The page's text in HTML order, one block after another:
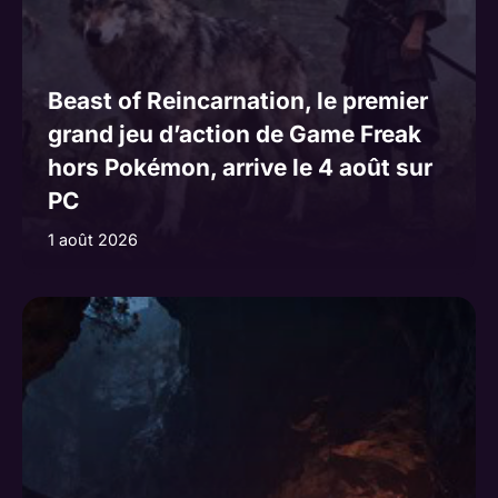
Beast of Reincarnation, le premier
grand jeu d’action de Game Freak
hors Pokémon, arrive le 4 août sur
PC
1 août 2026